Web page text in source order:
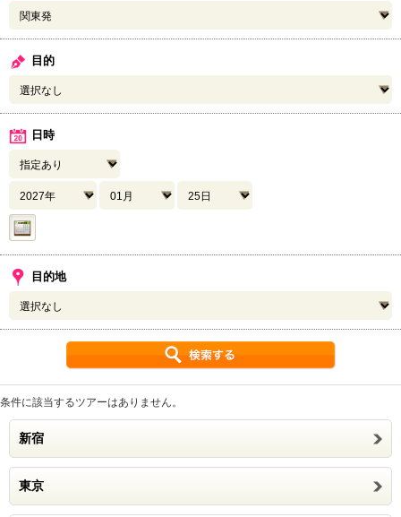
目的
日時
目的地
条件に該当するツアーはありません。
新宿
東京